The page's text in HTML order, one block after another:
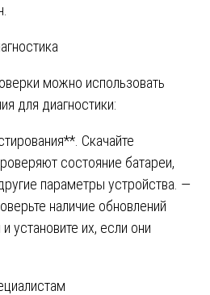
можно использовать
для диагностики:
Скачайте
состояние батареи,
параметры устройства. —
наличие обновлений
установите их, если они